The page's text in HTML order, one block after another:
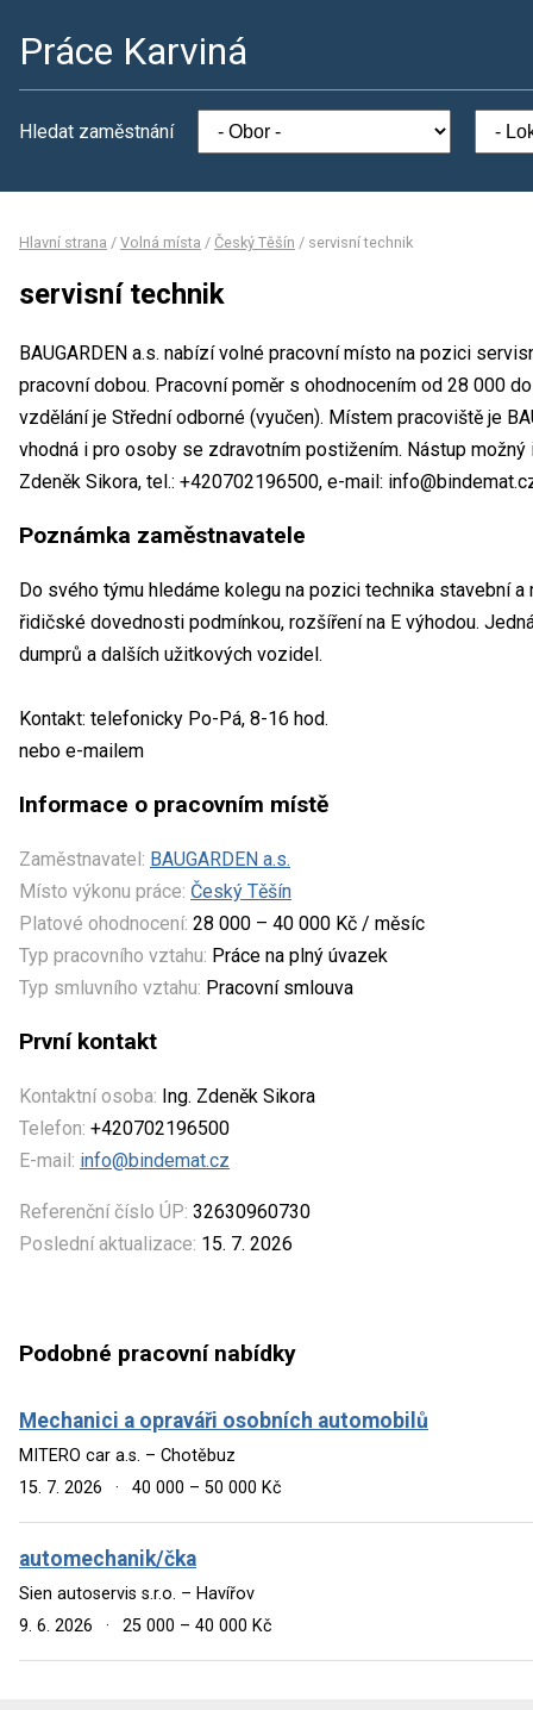
Práce Karviná
Hledat zaměstnání
Hlavní strana / Volná místa / Český Těšín / servisní technik
servisní technik
BAUGARDEN a.s. nabízí volné pracovní místo na pozici
pracovní dobou. Pracovní poměr s ohodnocením od 28 000
vzdělání je Střední odborné (vyučen). Místem pracoviště je
vhodná i pro osoby se zdravotním postižením. Nástup
Zdeněk Sikora, tel.: +420702196500, e-mail:
Poznámka zaměstnavatele
Do svého týmu hledáme kolegu na pozici technika stavební a
řidičské dovednosti podmínkou, rozšíření na E výhodou.
dumprů a dalších užitkových vozidel.
Kontakt: telefonicky Po-Pá, 8-16 hod.
nebo e-mailem
Informace o pracovním místě
Zaměstnavatel: BAUGARDEN a.s.
Místo výkonu práce: Český Těšín
Platové ohodnocení: 28 000 – 40 000 Kč / měsíc
Typ pracovního vztahu: Práce na plný úvazek
Typ smluvního vztahu: Pracovní smlouva
První kontakt
Kontaktní osoba: Ing. Zdeněk Sikora
Telefon: +420702196500
E-mail: info@bindemat.cz
Referenční číslo ÚP: 32630960730
Poslední aktualizace: 15. 7. 2026
Podobné pracovní nabídky
Mechanici a opraváři osobních automobilů
MITERO car a.s. – Chotěbuz
15. 7. 2026
· 40 000 – 50 000 Kč
automechanik/čka
Sien autoservis s.r.o. – Havířov
9. 6. 2026
· 25 000 – 40 000 Kč